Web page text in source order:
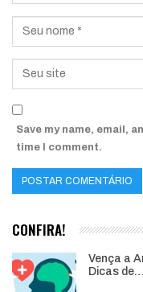
Save my name, email,
time I comment.
CONFIRA!
Vença a
Dicas de…